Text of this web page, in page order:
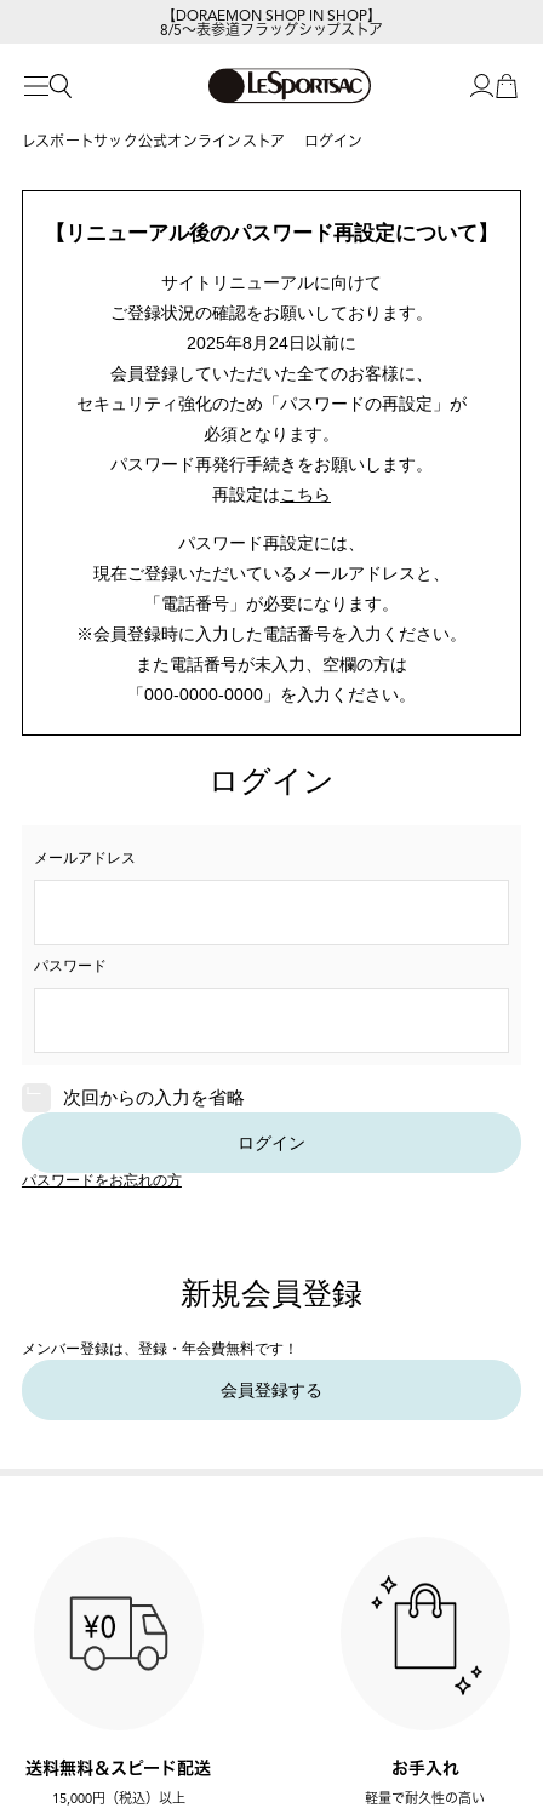
【DORAEMON SHOP IN SHOP】
8/5～表参道フラッグシップストア
レスポートサック公式オンラインストア ログイン
【リニューアル後のパスワード再設定について】
サイトリニューアルに向けて
ご登録状況の確認をお願いしております。
2025年8月24日以前に
会員登録していただいた全てのお客様に、
セキュリティ強化のため「パスワードの再設定」が
必須となります。
パスワード再発行手続きをお願いします。
再設定はこちら
パスワード再設定には、
現在ご登録いただいているメールアドレスと、
「電話番号」が必要になります。
※会員登録時に入力した電話番号を入力ください。
また電話番号が未入力、空欄の方は
「000-0000-0000」を入力ください。
ログイン
メールアドレス
パスワード
次回からの入力を省略
ログイン
パスワードをお忘れの方
新規会員登録
メンバー登録は、登録・年会費無料です！
会員登録する
送料無料＆スピード配送
15,000円（税込）以上
お手入れ
軽量で耐久性の高い